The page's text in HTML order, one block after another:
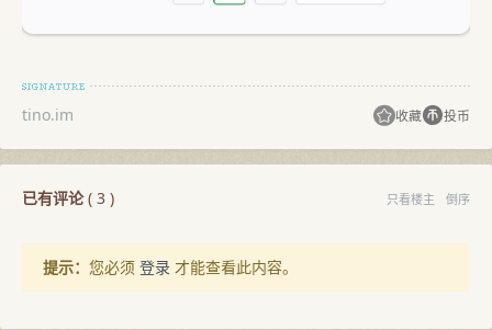
tino.im 收藏 投币
已有评论( 3 ) 只看楼主 倒序
提示： 您必须 登录 才能查看此内容。